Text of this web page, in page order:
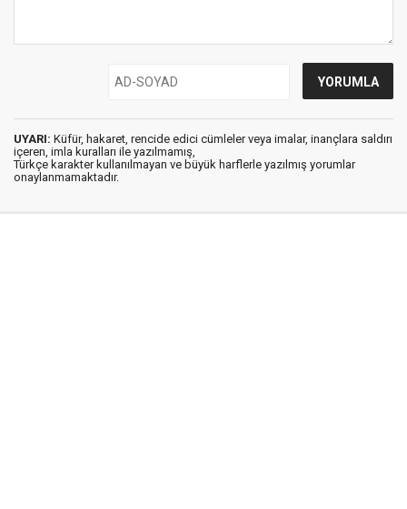
UYARI: Küfür, hakaret, rencide edici cümleler veya imalar, inançlara saldırı
içeren, imla kuralları ile yazılmamış,
Türkçe karakter kullanılmayan ve büyük harflerle yazılmış yorumlar
onaylanmamaktadır.